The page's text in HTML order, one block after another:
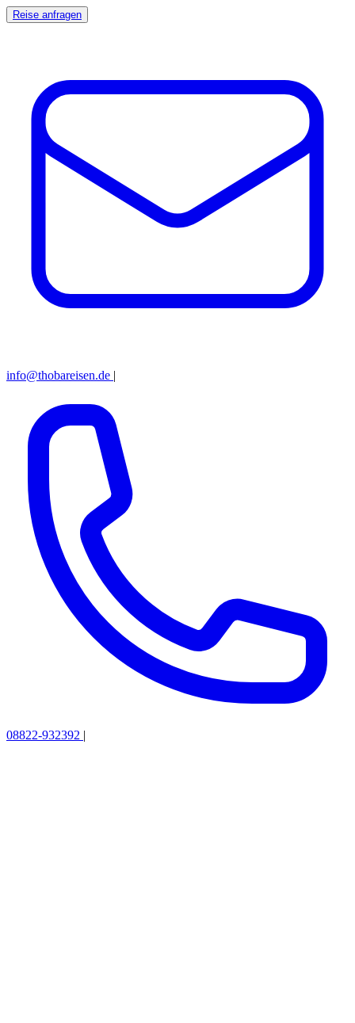
Reise anfragen
info@thobareisen.de |
08822-932392 |